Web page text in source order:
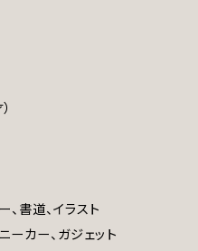
、書道、イラスト
ーカー、ガジェット